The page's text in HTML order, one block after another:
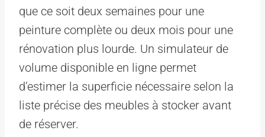
que ce soit deux semaines pour une
peinture complète ou deux mois pour une
rénovation plus lourde. Un simulateur de
volume disponible en ligne permet
d’estimer la superficie nécessaire selon la
liste précise des meubles à stocker avant
de réserver.